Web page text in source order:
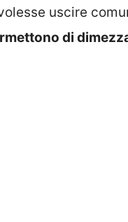
uscire
di